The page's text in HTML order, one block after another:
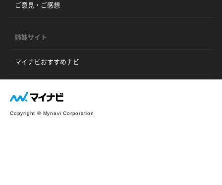
ご意見・ご感想
姉妹サイト
マイナビおすすめナビ
Copyright © Mynavi Corporation